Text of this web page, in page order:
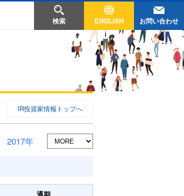
検索 ENGLISH お問い合わせ
IR投資家情報トップへ
2017年
通期